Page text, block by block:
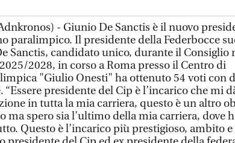
- Giunio De Sanctis è il nuovo
paralimpico. Il presidente della Federbocce
Sanctis, candidato unico, durante il Consiglio
2028, in corso a Roma presso il Centro di
"Giulio Onesti" ha ottenuto 54 voti con
“Essere presidente del Cip è l’incarico che mi
in tutta la mia carriera, questo è un altro
ma spero sia l’ultimo della mia carriera, dove
Questo è l’incarico più prestigioso, ambito e